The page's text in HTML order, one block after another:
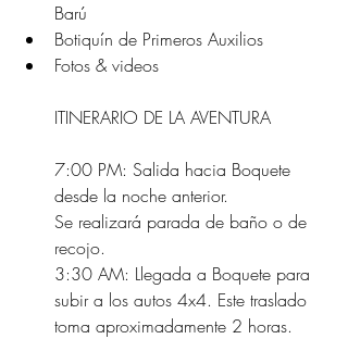
Barú
Botiquín de Primeros Auxilios
Fotos & videos
ITINERARIO DE LA AVENTURA
7:00 PM: Salida hacia Boquete
desde la noche anterior.
Se realizará parada de baño o de
recojo.
3:30 AM: Llegada a Boquete para
subir a los autos 4x4. Este traslado
toma aproximadamente 2 horas.